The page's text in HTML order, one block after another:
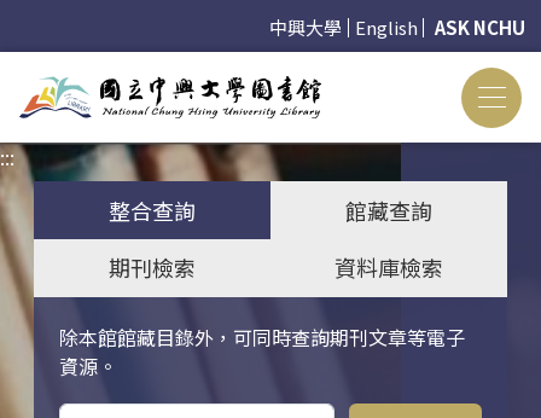
中興大學 English ASK NCHU
:::
整合查詢
館藏查詢
期刊檢索
資料庫檢索
除本館館藏目錄外，可同時查詢期刊文章等電子
資源。
關鍵字搜尋